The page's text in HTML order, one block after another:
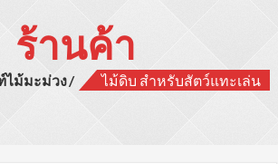
ร้านค้า
ม้มะม่วง ไม้ดิบ สำหรับสัตว์แทะเล่น